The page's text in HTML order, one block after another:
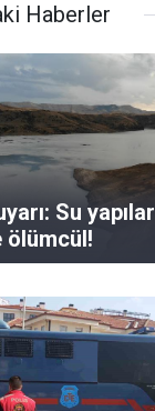
Haberler
Su
ölümcül!